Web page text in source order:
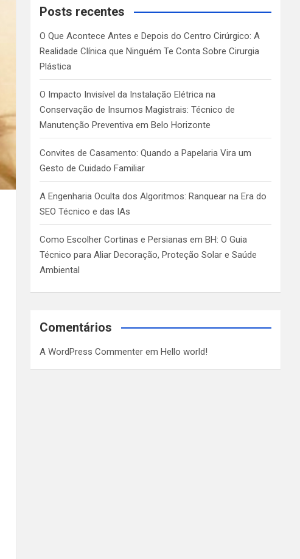
c
Posts recentes
O Que Acontece Antes e Depois do Centro Cirúrgico: A
Realidade Clínica que Ninguém Te Conta Sobre Cirurgia
Plástica
O Impacto Invisível da Instalação Elétrica na
Conservação de Insumos Magistrais: Técnico de
Manutenção Preventiva em Belo Horizonte
Convites de Casamento: Quando a Papelaria Vira um
Gesto de Cuidado Familiar
A Engenharia Oculta dos Algoritmos: Ranquear na Era do
SEO Técnico e das IAs
Como Escolher Cortinas e Persianas em BH: O Guia
Técnico para Aliar Decoração, Proteção Solar e Saúde
Ambiental
Comentários
A WordPress Commenter emHello world!